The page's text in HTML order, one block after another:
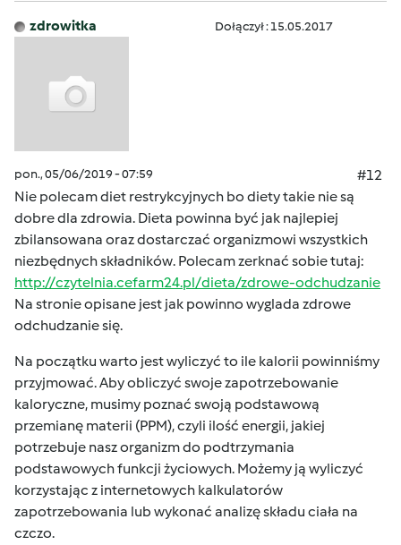
zdrowitka Dołączył : 15.05.2017
pon., 05/06/2019 - 07:59
#12
Nie polecam diet restrykcyjnych bo diety takie nie są
dobre dla zdrowia. Dieta powinna być jak najlepiej
zbilansowana oraz dostarczać organizmowi wszystkich
niezbędnych składników. Polecam zerknać sobie tutaj:
http://czytelnia.cefarm24.pl/dieta/zdrowe-odchudzanie
Na stronie opisane jest jak powinno wyglada zdrowe
odchudzanie się.
Na początku warto jest wyliczyć to ile kalorii powinniśmy
przyjmować. Aby obliczyć swoje zapotrzebowanie
kaloryczne, musimy poznać swoją podstawową
przemianę materii (PPM), czyli ilość energii, jakiej
potrzebuje nasz organizm do podtrzymania
podstawowych funkcji życiowych. Możemy ją wyliczyć
korzystając z internetowych kalkulatorów
zapotrzebowania lub wykonać analizę składu ciała na
czczo.